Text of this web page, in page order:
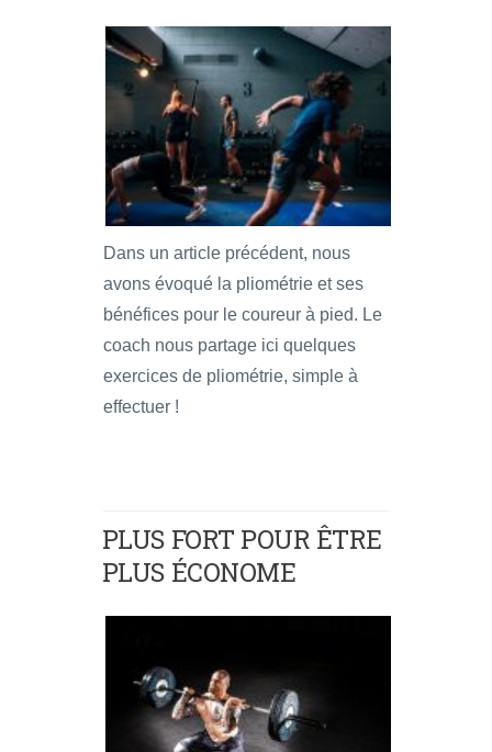
Dans un article précédent, nous
avons évoqué la pliométrie et ses
bénéfices pour le coureur à pied. Le
coach nous partage ici quelques
exercices de pliométrie, simple à
effectuer !
PLUS FORT POUR ÊTRE
PLUS ÉCONOME